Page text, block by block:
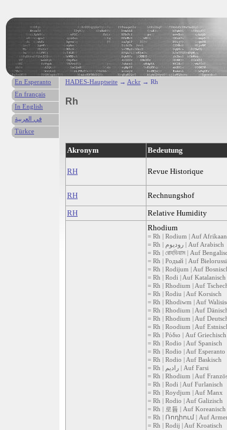
HADES-Hauptseite → Ackr → Rh
Rh
Akronym Bedeutung
RH Revue Historique
RH Rechnungshof
RH Relative Humidity
Rhodium
= Rh | Rodium | Auf
= Rh | روديوم | Auf Arabisch
= Rh | রোহডিয়াম | Auf
= Rh | Родый | Auf
= Rh | Rodijum | Auf
= Rh | Rodi | Auf Katalanisch
= Rh | Rhodium | Auf
= Rh | Rodiu | Auf Korsisch
= Rh | Rhodiwm | Auf
= Rh | Rhodium | Auf
= Rh | Rhodium | Auf
= Rh | Roodium | Auf
= Rh | Ρόδιο | Auf Griechisch
= Rh | Rodio | Auf Spanisch
= Rh | Rodio | Auf Esperanto
= Rh | Rodio | Auf Baskisch
= Rh | رادیم | Auf Farsi
= Rh | Rhodium | Auf
= Rh | Rodi | Auf Furlanisch
= Rh | Roydjum | Auf Manx
= Rh | Rodio | Auf Galizisch
= Rh | 로듐 | Auf Koreanisch
= Rh | Ռոդիում | Auf
= Rh | Rodij | Auf Kroatisch
En Esperanto
En français
In English
في العربية
Türkce